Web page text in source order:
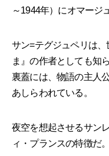
～1944年）にオマージ
サン=テグジュペリは
ま』の作者としても知
裏蓋には、物語の主人
あしらわれている。
夜空を想起させるサン
ィ・プランスの特徴だ。